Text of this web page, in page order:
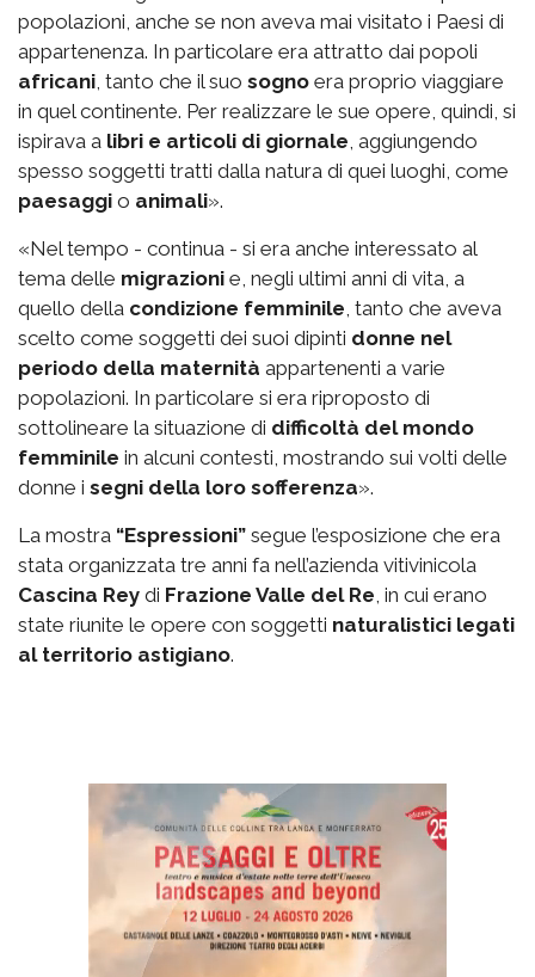
popolazioni, anche se non aveva mai visitato i Paesi di
appartenenza. In particolare era attratto dai popoli
africani, tanto che il suo sogno era proprio viaggiare
in quel continente. Per realizzare le sue opere, quindi, si
ispirava a libri e articoli di giornale, aggiungendo
spesso soggetti tratti dalla natura di quei luoghi, come
paesaggi o animali».
«Nel tempo - continua - si era anche interessato al
tema delle migrazioni e, negli ultimi anni di vita, a
quello della condizione femminile, tanto che aveva
scelto come soggetti dei suoi dipinti donne nel
periodo della maternità appartenenti a varie
popolazioni. In particolare si era riproposto di
sottolineare la situazione di difficoltà del mondo
femminile in alcuni contesti, mostrando sui volti delle
donne i segni della loro sofferenza».
La mostra “Espressioni” segue l’esposizione che era
stata organizzata tre anni fa nell’azienda vitivinicola
Cascina Rey di Frazione Valle del Re, in cui erano
state riunite le opere con soggetti naturalistici legati
al territorio astigiano.